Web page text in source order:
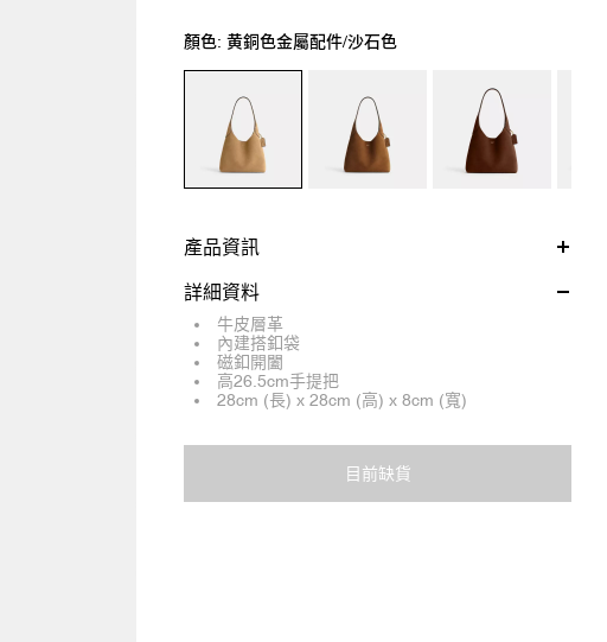
顏色: 黄銅色金屬配件/沙石色
產品資訊
詳細資料
牛皮層革
內建搭釦袋
磁釦開闔
高26.5cm手提把
28cm (長) x 28cm (高) x 8cm (寬)
目前缺貨